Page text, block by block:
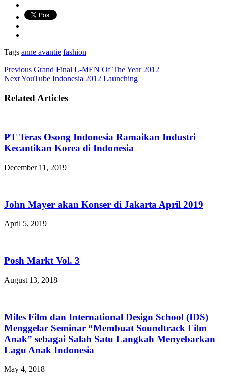
Tags anne avantie fashion
Previous Grand Final L-MEN Of The Year 2012
NextYouTube Indonesia 2012 Launching
Related Articles
PT Teras Osong Indonesia Ramaikan Industri
Kecantikan Korea di Indonesia
December 11, 2019
John Mayer akan Konser di Jakarta April 2019
April 5, 2019
Posh Markt Vol. 3
August 13, 2018
Miles Film dan International Design School (IDS)
Menggelar Seminar “Membuat Soundtrack Film
Anak” sebagai Salah Satu Langkah Menyebarkan
Lagu Anak Indonesia
May 4, 2018